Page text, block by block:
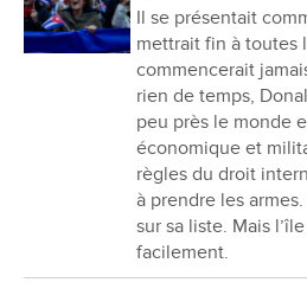
Il se présentait
mettrait fin à toutes
commencerait
rien de temps,
peu près le monde
économique et
règles du droit
à prendre les
sur sa liste. Mais
facilement.